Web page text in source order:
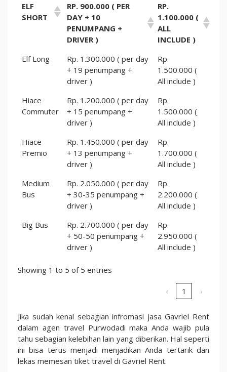
ELF
SHORT
RP. 900.000 ( PER
DAY + 10
PENUMPANG +
DRIVER )
RP.
1.100.000 (
ALL
INCLUDE )
Elf Long
Rp. 1.300.000 ( per day
+ 19 penumpang +
driver )
Rp.
1.500.000 (
All include )
Hiace
Commuter
Rp. 1.200.000 ( per day
+ 15 penumpang +
driver )
Rp.
1.500.000 (
All include )
Hiace
Premio
Rp. 1.450.000 ( per day
+ 13 penumpang +
driver )
Rp.
1.700.000 (
All include )
Medium
Bus
Rp. 2.050.000 ( per day
+ 30-35 penumpang +
driver )
Rp.
2.200.000 (
All include )
Big Bus
Rp. 2.700.000 ( per day
+ 50-50 penumpang +
driver )
Rp.
2.950.000 (
All include )
Showing 1 to 5 of 5 entries
‹ 1 ›
Jika sudah kenal sebagian infromasi jasa Gavriel Rent
dalam agen travel Purwodadi maka Anda wajib pula
tahu sebagian kelebihan lain yang diberikan. Hal seperti
ini bisa terus menjadi menjadikan Anda tertarik dan
lekas memesan tiket travel di Gavriel Rent.